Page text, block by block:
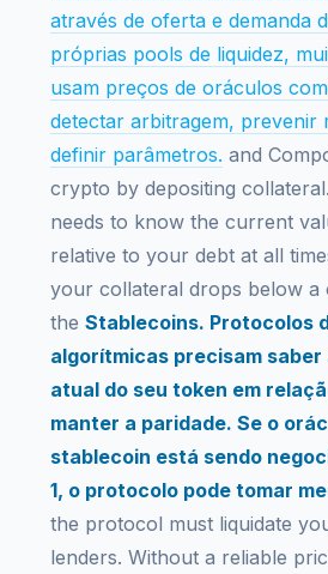
através de oferta e demanda
próprias pools de liquidez,
usam preços de oráculos
detectar arbitragem, prevenir
definir parâmetros. and
crypto by depositing
needs to know the current
relative to your debt at all
your collateral drops below a
the Stablecoins. Protocolos
algorítmicas precisam
atual do seu token em
manter a paridade. Se o
stablecoin está sendo
1, o protocolo pode tomar
the protocol must liquidate
lenders. Without a reliable